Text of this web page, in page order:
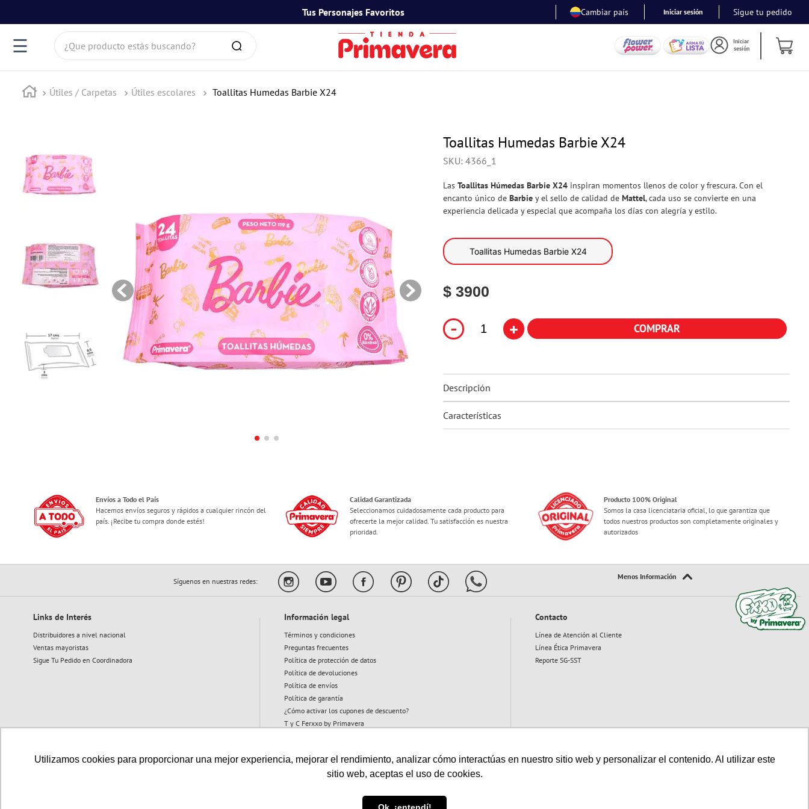
Utilizamos cookies para proporcionar una mejor experiencia, mejorar el rendimiento, analizar cómo interactúas en nuestro sitio web y personalizar el contenido. Al utilizar este
sitio web, aceptas el uso de cookies.
Tus Personajes Favoritos Cambiar país Iniciar sesión Sigue tu pedido
☰ ¿Que producto estás buscando?
Iniciar
sesión
Útiles / Carpetas Útiles escolares Toallitas Humedas Barbie X24
Toallitas Humedas Barbie X24
SKU: 4366_1
Las Toallitas Húmedas Barbie X24 inspiran momentos llenos de color y frescura. Con el
encanto único de Barbie y el sello de calidad de Mattel, cada uso se convierte en una
experiencia delicada y especial que acompaña los días con alegría y estilo.
Toallitas Humedas Barbie X24
$ 3900
- + COMPRAR
Descripción
Características
Envíos a Todo el País
Hacemos envíos seguros y rápidos a cualquier rincón del
país. ¡Recibe tu compra donde estés!
Calidad Garantizada
Seleccionamos cuidadosamente cada producto para
ofrecerte la mejor calidad. Tu satisfacción es nuestra
prioridad.
Producto 100% Original
Somos la casa licenciataria oficial, lo que garantiza que
todos nuestros productos son completamente originales y
autorizados
Síguenos en nuestras redes:
Links de Interés
Distribuidores a nivel nacional
Ventas mayoristas
Sigue Tu Pedido en Coordinadora
Información legal
Términos y condiciones
Preguntas frecuentes
Política de protección de datos
Política de devoluciones
Política de envíos
Política de garantía
¿Cómo activar los cupones de descuento?
T y C Ferxxo by Primavera
Contacto
Línea de Atención al Cliente
Línea Ética Primavera
Reporte SG-SST
Vigilado:
TÉRMINOS MÁS BUSCADOS
1.
toy story
7.
spidey
8.
barbie
9.
ferxxo
10. flower power